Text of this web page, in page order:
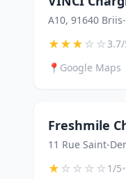
A10, 91640
★★★☆☆3.7/
📍 Google Maps
Freshmile
11 Rue Saint-
★☆☆☆☆1/5•